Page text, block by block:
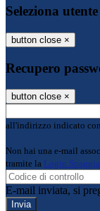
Seleziona utente
button close ×
Recupero
button close ×
all'indirizzo indicato
Non hai una e-mail
tramite la Login
E-mail inviata, si